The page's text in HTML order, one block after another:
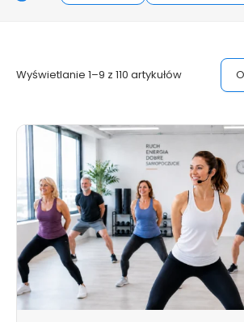
Wyświetlanie 1–9 z 110 artykułów